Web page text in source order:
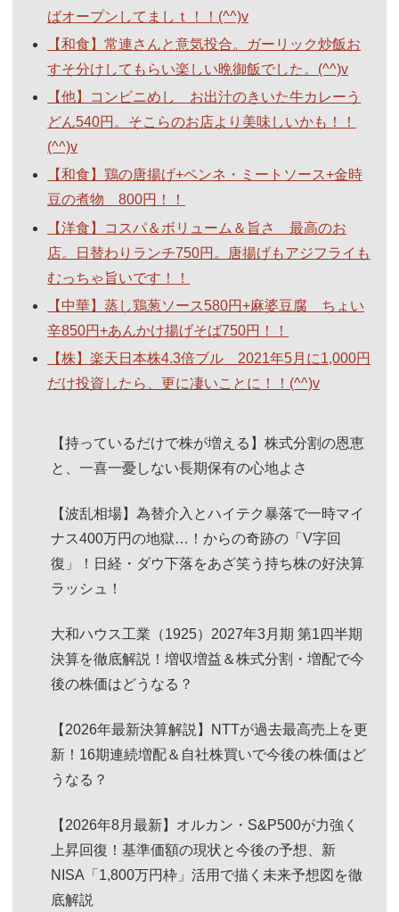
ばオープンしてましｔ！！(^^)v
【和食】常連さんと意気投合。ガーリック炒飯お
すそ分けしてもらい楽しい晩御飯でした。(^^)v
【他】コンビニめし お出汁のきいた牛カレーう
どん540円。そこらのお店より美味しいかも！！
(^^)v
【和食】鶏の唐揚げ+ペンネ・ミートソース+金時
豆の煮物 800円！！
【洋食】コスパ＆ボリューム＆旨さ 最高のお
店。日替わりランチ750円。唐揚げもアジフライも
むっちゃ旨いです！！
【中華】蒸し鶏葱ソース580円+麻婆豆腐 ちょい
辛850円+あんかけ揚げそば750円！！
【株】楽天日本株4.3倍ブル 2021年5月に1,000円
だけ投資したら、更に凄いことに！！(^^)v
【持っているだけで株が増える】株式分割の恩恵
と、一喜一憂しない長期保有の心地よさ
【波乱相場】為替介入とハイテク暴落で一時マイ
ナス400万円の地獄…！からの奇跡の「V字回
復」！日経・ダウ下落をあざ笑う持ち株の好決算
ラッシュ！
大和ハウス工業（1925）2027年3月期 第1四半期
決算を徹底解説！増収増益＆株式分割・増配で今
後の株価はどうなる？
【2026年最新決算解説】NTTが過去最高売上を更
新！16期連続増配＆自社株買いで今後の株価はど
うなる？
【2026年8月最新】オルカン・S&P500が力強く
上昇回復！基準価額の現状と今後の予想、新
NISA「1,800万円枠」活用で描く未来予想図を徹
底解説